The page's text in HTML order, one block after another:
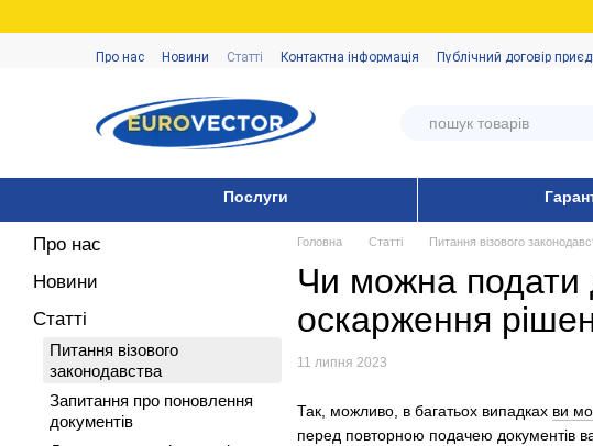
Про нас Новини Статті Контактна інформація Публічний договір
Послуги
Головна Статті Питання візового
Чи можна подати
оскарження
11 липня 2023
Так, можливо, в багатьох випадках ви
перед повторною подачею документів
Про нас
Новини
Статті
Питання візового
законодавства
Запитання про поновлення
документів